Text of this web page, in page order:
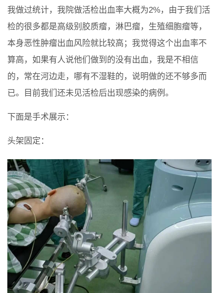
我做过统计，我院做活检出血率大概为2%，由于我们活
检的很多都是高级别胶质瘤，淋巴瘤，生殖细胞瘤等，
本身恶性肿瘤出血风险就比较高；我觉得这个出血率不
算高，如果有人说他们做到的没有出血，我是不相信
的，常在河边走，哪有不湿鞋的，说明做的还不够多而
已。目前我们还未见活检后出现感染的病例。
下面是手术展示：
头架固定：